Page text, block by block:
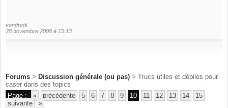
vendredi
28 novembre 2008 à 15:13
Forums > Discussion générale (ou pas) > Trucs utiles et débiles pour
caser dans des topics
Page :
« précédente 5 6 7 8 9 10 11 12 13 14
15
suivante
»